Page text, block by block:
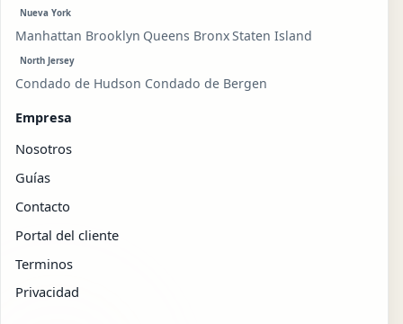
Nueva York
Manhattan Brooklyn Queens BronxStaten Island
North Jersey
Condado de Hudson Condado de Bergen
Empresa
Nosotros
Guías
Contacto
Portal del cliente
Terminos
Privacidad